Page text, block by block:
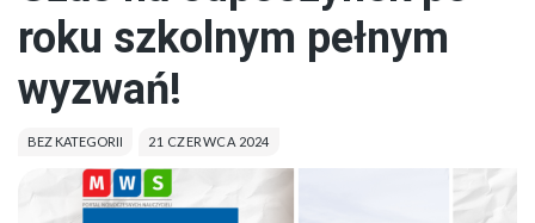
roku szkolnym pełnym
wyzwań!
BEZ KATEGORII 21 CZERWCA 2024